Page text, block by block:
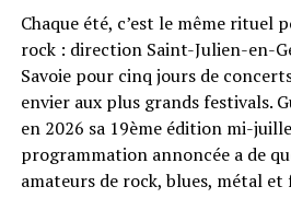
Sur scène, un véritable défilé de
Reyel, K.Maro, Shy’m, Kenza
Bazooka, Tragédie, Nâdiya,
Crawford, Tribal King et Cascada.
en chœur trois générations de
refrains dePetite sœuraux
Chaque été, c’est le même rituel
rock : direction Saint-Julien-en-
Savoie pour cinq jours de
envier aux plus grands festivals.
en 2026 sa 19ème édition mi-
programmation annoncée a de
amateurs de rock, blues, métal